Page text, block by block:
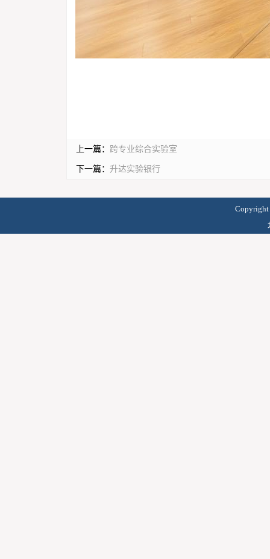
上一篇： 跨专业综合实验室
下一篇： 升达实验银行